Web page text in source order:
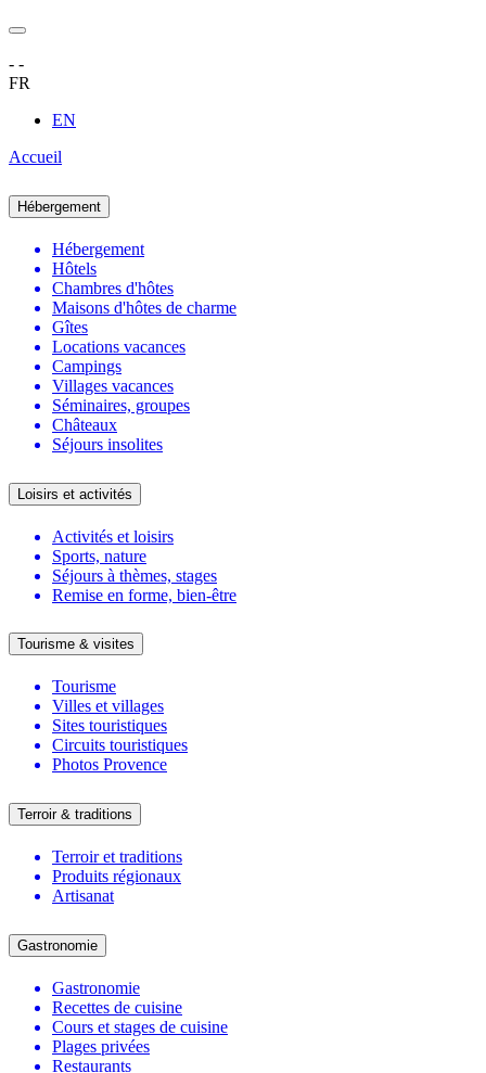
- -
FR
EN
Accueil
Hébergement
Hébergement
Hôtels
Chambres d'hôtes
Maisons d'hôtes de charme
Gîtes
Locations vacances
Campings
Villages vacances
Séminaires, groupes
Châteaux
Séjours insolites
Loisirs et activités
Activités et loisirs
Sports, nature
Séjours à thèmes, stages
Remise en forme, bien-être
Tourisme & visites
Tourisme
Villes et villages
Sites touristiques
Circuits touristiques
Photos Provence
Terroir & traditions
Terroir et traditions
Produits régionaux
Artisanat
Gastronomie
Gastronomie
Recettes de cuisine
Cours et stages de cuisine
Plages privées
Restaurants